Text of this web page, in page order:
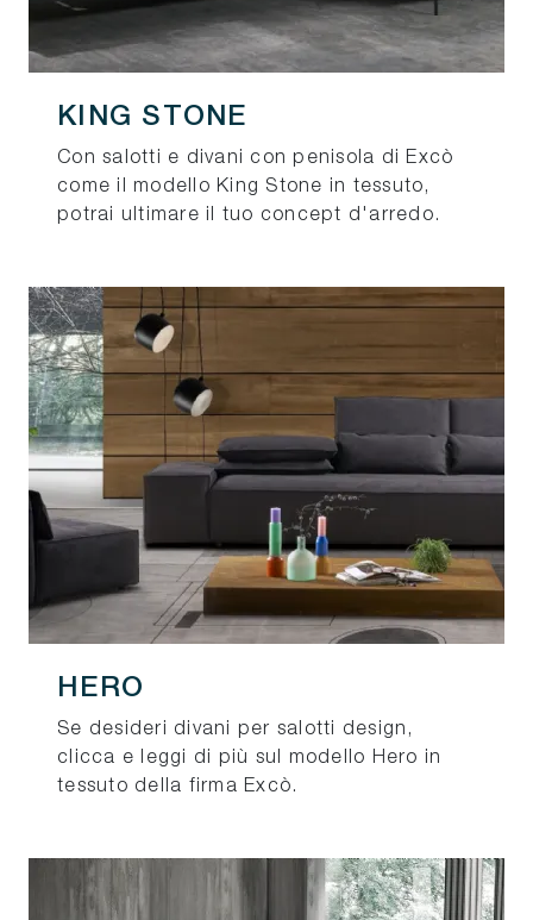
KING STONE
Con salotti e divani con penisola di Excò
come il modello King Stone in tessuto,
potrai ultimare il tuo concept d'arredo.
HERO
Se desideri divani per salotti design,
clicca e leggi di più sul modello Hero in
tessuto della firma Excò.